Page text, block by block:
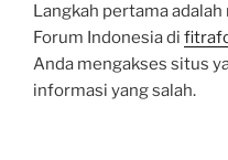
Langkah pertama
Forum Indonesia di
Anda mengakses situs
informasi yang salah.